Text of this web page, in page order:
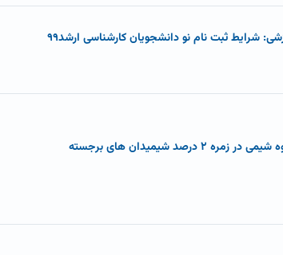
شیمیدان های برجسته